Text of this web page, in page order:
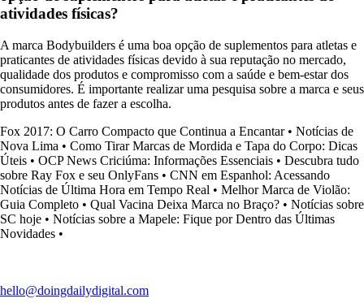
atividades físicas?
A marca Bodybuilders é uma boa opção de suplementos para atletas e
praticantes de atividades físicas devido à sua reputação no mercado,
qualidade dos produtos e compromisso com a saúde e bem-estar dos
consumidores. É importante realizar uma pesquisa sobre a marca e seus
produtos antes de fazer a escolha.
Fox 2017: O Carro Compacto que Continua a Encantar• Notícias de
Nova Lima • Como Tirar Marcas de Mordida e Tapa do Corpo: Dicas
Úteis • OCP News Criciúma: Informações Essenciais • Descubra tudo
sobre Ray Fox e seu OnlyFans • CNN em Espanhol: Acessando
Notícias de Última Hora em Tempo Real • Melhor Marca de Violão:
Guia Completo • Qual Vacina Deixa Marca no Braço? • Notícias sobre
SC hoje • Notícias sobre a Mapele: Fique por Dentro das Últimas
Novidades •
hello@doingdailydigital.com